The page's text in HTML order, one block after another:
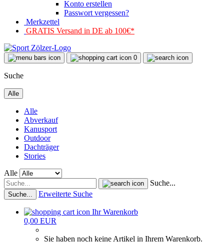
Konto erstellen
Passwort vergessen?
Merkzettel
GRATIS Versand in DE ab 100€*
0
Suche
Alle
Alle
Abverkauf
Kanusport
Outdoor
Dachträger
Stories
Alle
Suche...
Suche... Erweiterte Suche
Ihr Warenkorb
0,00 EUR
Sie haben noch keine Artikel in Ihrem Warenkorb.